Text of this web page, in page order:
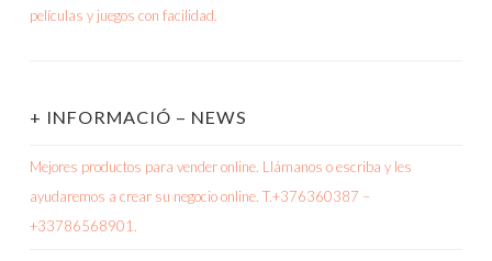
+ INFORMACIÓ – NEWS
Mejores productos para vender online. Llámanos o escriba y les
ayudaremos a crear su negocio online. T.+376360387 –
+33786568901.